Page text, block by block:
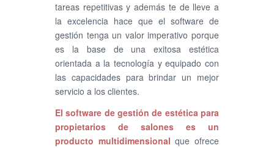
tareas repetitivas y además te de lleve a
la excelencia hace que el software de
gestión tenga un valor imperativo porque
es la base de una exitosa estética
orientada a la tecnología y equipado con
las capacidades para brindar un mejor
servicio a los clientes.
Elsoftware de gestión de estética para
propietarios de salones es un
producto multidimensional que ofrece